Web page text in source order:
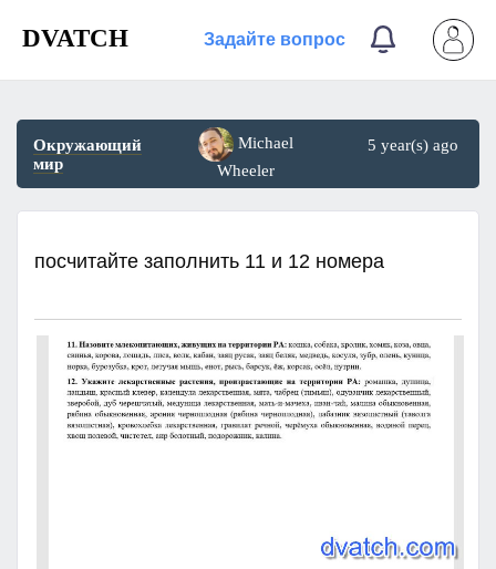
DVATCH Задайте вопрос
Окружающий
мир
Michael
Wheeler
5 year(s) ago
посчитайте заполнить 11 и 12 номера